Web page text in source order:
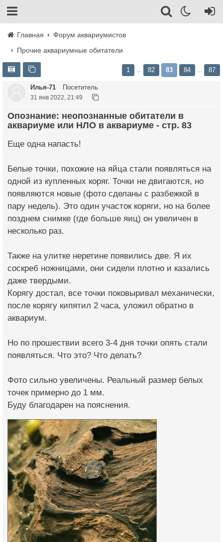
Главная
Форум аквариумистов
Прочие аквариумные обитатели
1 82 83 84 87
Илья-71 Посетитель
31 янв 2022, 21:49
Опознание: неопознанные обитатели в
аквариуме или НЛО в аквариуме - стр. 83
Еще одна напасть!
Белые точки, похожие на яйца стали появляться на
одной из купленных коряг. Точки не двигаются, но
появляются новые (фото сделаны с разбежкой в
пару недель). Это один участок коряги, но на более
позднем снимке (где больше яиц) он увеличен в
несколько раз.
Также на улитке неретине появились две. Я их
соскреб ножницами, они сидели плотно и казались
даже твердыми.
Корягу достал, все точки поковыривал механически,
после корягу кипятил 2 часа, уложил обратно в
аквариум.
Но по прошествии всего 3-4 дня точки опять стали
появляться. Что это? Что делать?
Фото сильно увеличены. Реальный размер белых
точек примерно до 1 мм.
Буду благодарен на пояснения.